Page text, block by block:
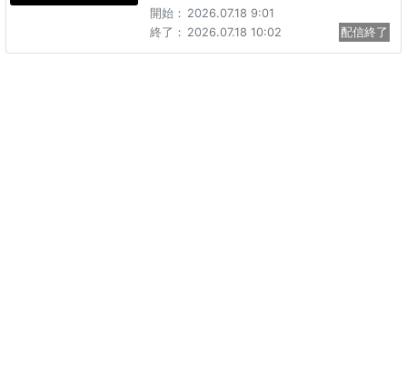
開始： 2026.07.18 9:01
終了： 2026.07.18 10:02 配信終了